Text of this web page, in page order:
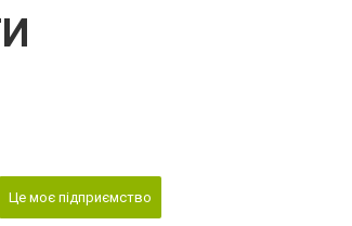
Це моє підприємство